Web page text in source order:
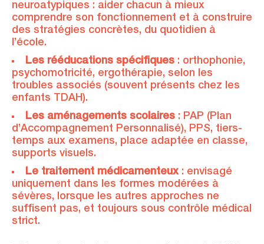
neuroatypiques : aider chacun à mieux
comprendre son fonctionnement et à construire
des stratégies concrètes, du quotidien à
l’école.
Les rééducations spécifiques : orthophonie,
psychomotricité, ergothérapie, selon les
troubles associés (souvent présents chez les
enfants TDAH).
Les aménagements scolaires : PAP (Plan
d’Accompagnement Personnalisé), PPS, tiers-
temps aux examens, place adaptée en classe,
supports visuels.
Le traitement médicamenteux: envisagé
uniquement dans les formes modérées à
sévères, lorsque les autres approches ne
suffisent pas, et toujours sous contrôle médical
strict.